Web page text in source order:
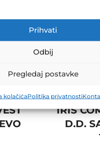
Prihvati
Odbij
Pregledaj postavke
kolačićaPolitika privatnosti
IRIS
D.D.